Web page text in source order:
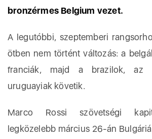
bronzérmes Belgium vezet.
A legutóbbi, szeptemberi
ötben nem történt változás: a
franciák, majd a brazilok, az
uruguayiak követik.
Marco Rossi szövetségi
legközelebb március 26-án